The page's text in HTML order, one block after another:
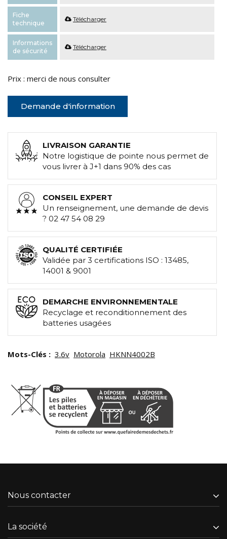
Fiche
technique
Télécharger
Informations
de sécurité
Télécharger
Prix : merci de nous consulter
Demande d'information
LIVRAISON GARANTIE
Notre logistique de pointe nous permet de
vous livrer à J+1 dans 90% des cas
CONSEIL EXPERT
Un renseignement, une demande de devis
? 02 47 54 08 29
QUALITÉ CERTIFIÉE
Validée par 3 certifications ISO : 13485,
14001 & 9001
DEMARCHE ENVIRONNEMENTALE
Recyclage et reconditionnement des
batteries usagées
Mots-Clés : 3.6v Motorola HKNN4002B
Nous contacter
La société